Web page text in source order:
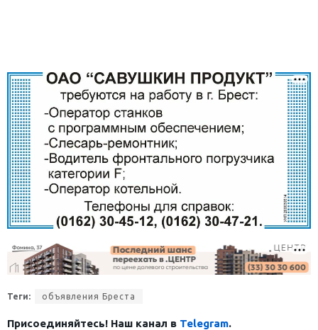
Теги: объявления Бреста
Присоединяйтесь! Наш канал в Telegram.